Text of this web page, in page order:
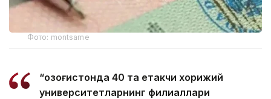
Фото: montsame
“Қозоғистонда 40 та етакчи хорижий
университетларнинг филиаллари